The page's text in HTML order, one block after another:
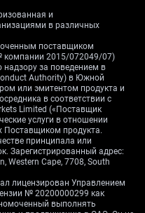
yields begin to fall
will likely be
is performing out of
from equities. The
towards the 108
for profits at U.S.
strength suggests
and complicates any
bets.
should consider
Buying call spreads on
и
в различных
поставщиком
компании 2015/072049/07)
надзору за поведением в
Authority) в Южной
или эмитентом продукта и
в соответствии с
Limited («Поставщик
услуги в отношении
Поставщиком продукта.
принципала или
Зарегистрированный адрес:
Western Cape, 7708, South
лицензирован Управлением
№ 20200000299 как
выполнять